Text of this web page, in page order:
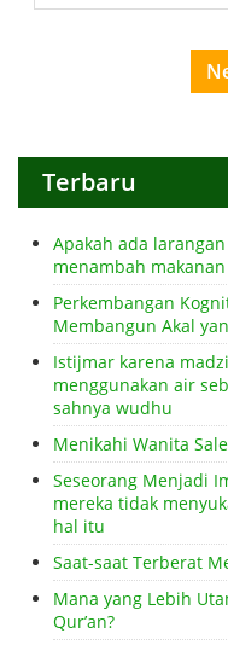
Terbaru
Apakah ada
menambah
Perkembangan
Membangun Akal
Istijmar karena
menggunakan air
sahnya wudhu
Menikahi Wanita
Seseorang Menjadi
mereka tidak
hal itu
Saat-saat Terberat
Mana yang Lebih
Qur’an?